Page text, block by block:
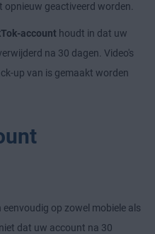
opnieuw geactiveerd worden.
account houdt in dat uw
na 30 dagen. Video's
up van is gemaakt worden
op zowel mobiele als
dat uw account na 30